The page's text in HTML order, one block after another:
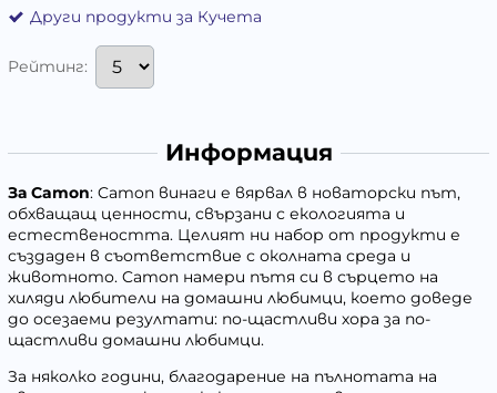
Други продукти за Кучета
Рейтинг:
Информация
За Camon: Camon винаги е вярвал в новаторски път,
обхващащ ценности, свързани с екологията и
естествеността. Целият ни набор от продукти е
създаден в съответствие с околната среда и
животното. Camon намери пътя си в сърцето на
хиляди любители на домашни любимци, което доведе
до осезаеми резултати: по-щастливи хора за по-
щастливи домашни любимци.
За няколко години, благодарение на пълнотата на